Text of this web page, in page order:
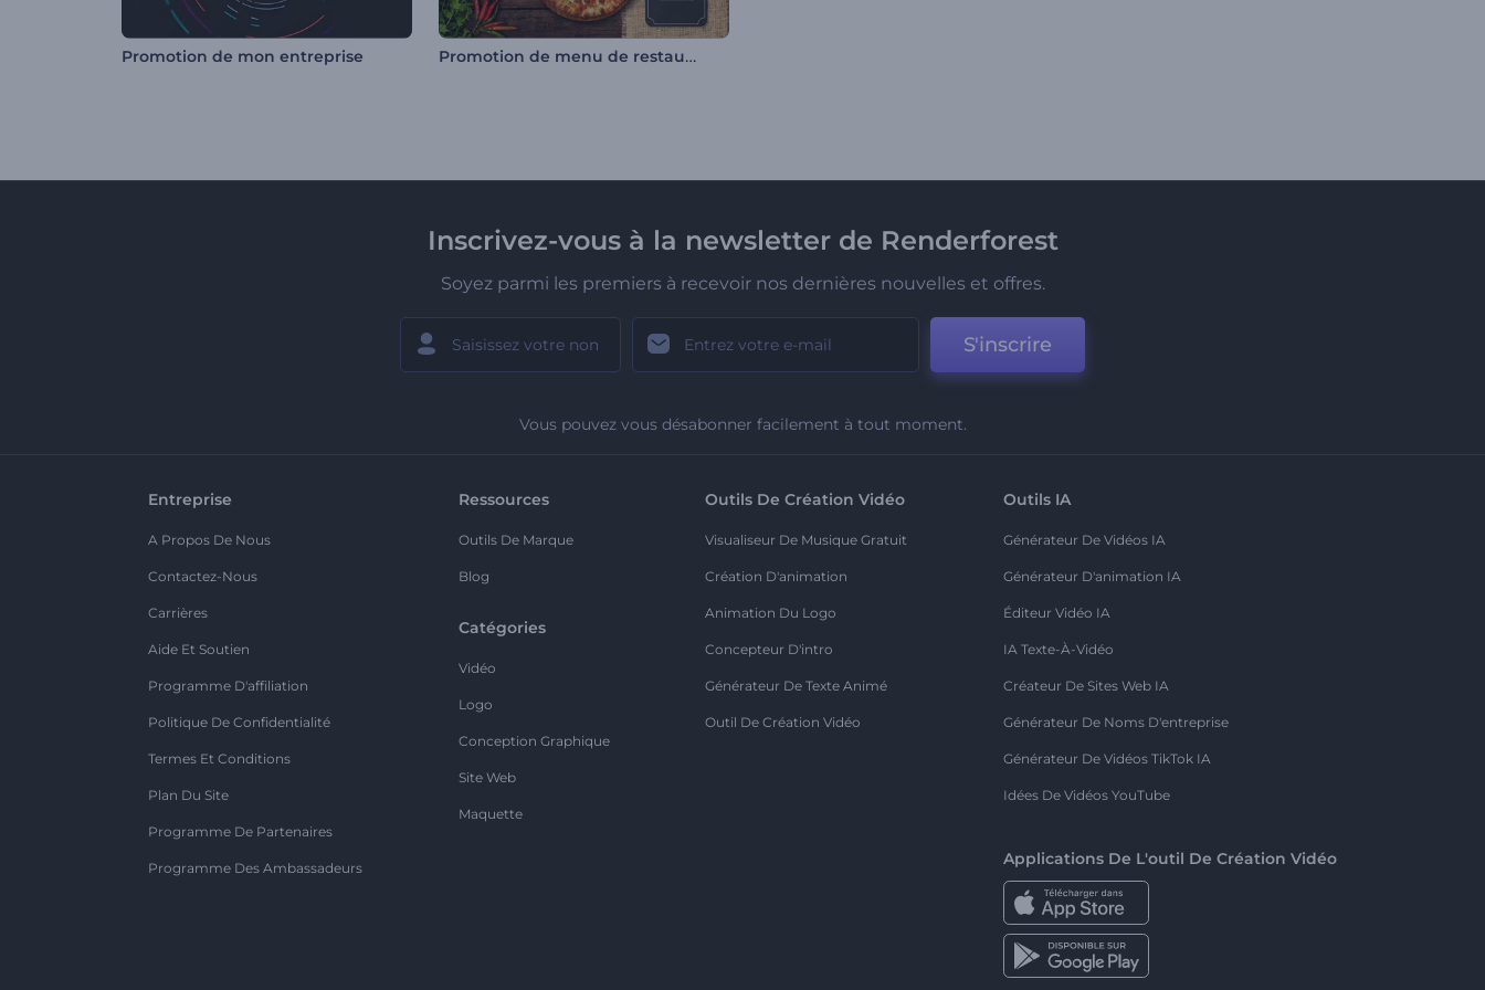
Promotion de mon entreprise Promotion de menu de restaurant
Inscrivez-vous à la newsletter de Renderforest
Soyez parmi les premiers à recevoir nos dernières nouvelles et offres.
S'inscrire
Vous pouvez vous désabonner facilement à tout moment.
Entreprise
A Propos De Nous
Contactez-Nous
Carrières
Aide Et Soutien
Programme D'affiliation
Politique De Confidentialité
Termes Et Conditions
Plan Du Site
Programme De Partenaires
Programme Des Ambassadeurs
Ressources
Outils De Marque
Blog
Catégories
Vidéo
Logo
Conception Graphique
Site Web
Maquette
Outils De Création Vidéo
Visualiseur De Musique Gratuit
Création D'animation
Animation Du Logo
Concepteur D'intro
Générateur De Texte Animé
Outil De Création Vidéo
Outils IA
Générateur De Vidéos IA
Générateur D'animation IA
Éditeur Vidéo IA
IA Texte-À-Vidéo
Créateur De Sites Web IA
Générateur De Noms D'entreprise
Générateur De Vidéos TikTok IA
Idées De Vidéos YouTube
Applications De L'outil De Création Vidéo